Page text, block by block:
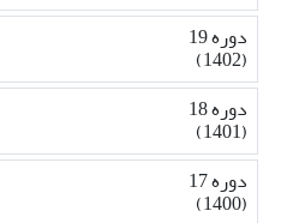
دوره 19
(1402)
دوره 18
(1401)
دوره 17
(1400)